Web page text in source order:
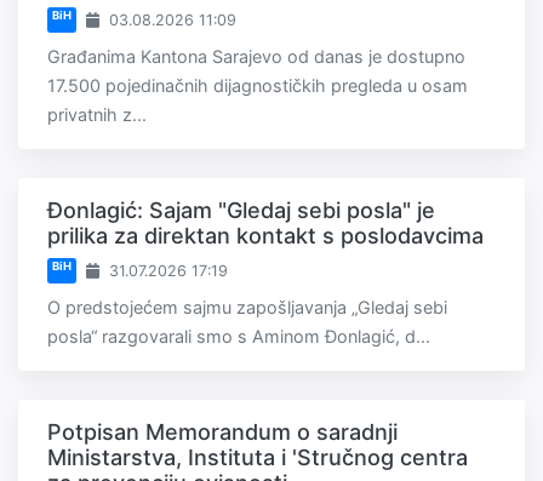
BiH 03.08.2026 11:09
Građanima Kantona Sarajevo od danas je dostupno
17.500 pojedinačnih dijagnostičkih pregleda u osam
privatnih z...
Đonlagić: Sajam "Gledaj sebi posla" je
prilika za direktan kontakt s poslodavcima
BiH 31.07.2026 17:19
O predstojećem sajmu zapošljavanja „Gledaj sebi
posla“ razgovarali smo s Aminom Đonlagić, d...
Potpisan Memorandum o saradnji
Ministarstva, Instituta i 'Stručnog centra